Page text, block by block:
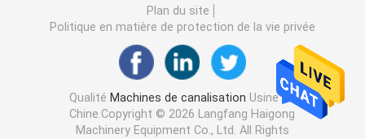
Aléseuse de foreuse
Appareils de manutention de tuyau
Machine de chauffage de tuyau
Plan du site
Politique en matière de protection de la vie privée
Qualité Machines de canalisation Usine De
Chine.Copyright © 2026 Langfang Haigong
Machinery Equipment Co., Ltd. All Rights